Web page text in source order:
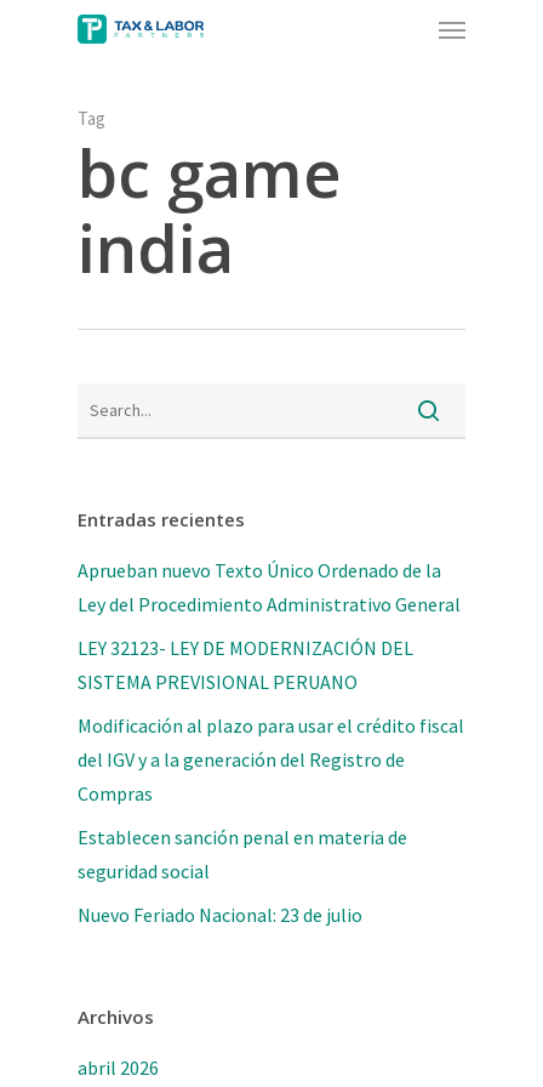
Menu
Tag
bc game
india
Entradas recientes
Aprueban nuevo Texto Único Ordenado de la
Ley del Procedimiento Administrativo General
LEY 32123- LEY DE MODERNIZACIÓN DEL
SISTEMA PREVISIONAL PERUANO
Modificación al plazo para usar el crédito fiscal
del IGV y a la generación del Registro de
Compras
Establecen sanción penal en materia de
seguridad social
Nuevo Feriado Nacional: 23 de julio
Archivos
abril 2026